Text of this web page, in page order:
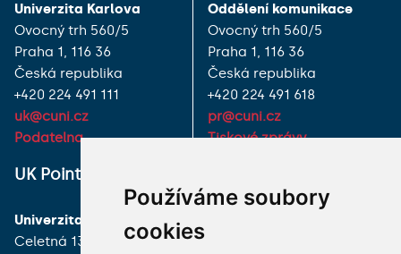
Používáme soubory
cookies
Univerzita Karlova
Ovocný trh 560/5
Praha 1, 116 36
Česká republika
+420 224 491 111
uk@cuni.cz
Podatelna
Oddělení komunikace
Ovocný trh 560/5
Praha 1, 116 36
Česká republika
+420 224 491 618
pr@cuni.cz
Tiskové zprávy
UK Point
Univerzita Karlova
Celetná 13